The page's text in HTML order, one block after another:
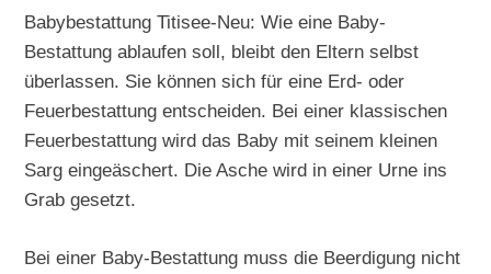
Babybestattung Titisee-Neu: Wie eine Baby-
Bestattung ablaufen soll, bleibt den Eltern selbst
überlassen. Sie können sich für eine Erd- oder
Feuerbestattung entscheiden. Bei einer klassischen
Feuerbestattung wird das Baby mit seinem kleinen
Sarg eingeäschert. Die Asche wird in einer Urne ins
Grab gesetzt.
Bei einer Baby-Bestattung muss die Beerdigung nicht